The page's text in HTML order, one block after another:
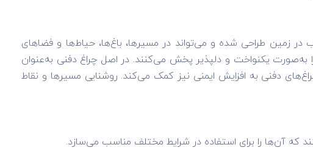
زمین طراحی شده‌ و می‌تواند در مسیرها، باغ‌ها، حیاط‌ها و فضاهای
یکنواخت و دلپذیر پخش می‌کنند. در اصل چراغ دفنی به‌عنوان
دفنی به افزایش ایمنی نیز کمک می‌کند. روشنایی مسیرها و نقاط
که آن‌ها را برای استفاده در شرایط مختلف مناسب می‌سازد.